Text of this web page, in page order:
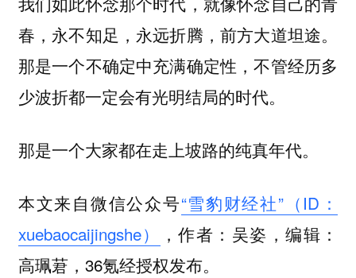
春，永不知足，永远折腾，前方大道坦途。
那是一个不确定中充满确定性，不管经历多
少波折都一定会有光明结局的时代。
那是一个大家都在走上坡路的纯真年代。
本文来自微信公众号“雪豹财经社”（ID：
xuebaocaijingshe）
，作者：吴姿，编辑：
高珮莙，36氪经授权发布。